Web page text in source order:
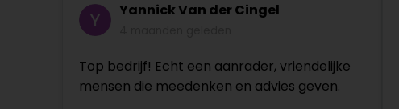
Yannick Van der Cingel
Top bedrijf! Echt een aanrader, vriendelijke
mensen die meedenken en advies geven.